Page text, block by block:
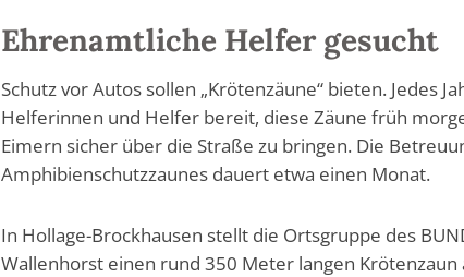
Ehrenamtliche Helfer gesucht
Schutz vor Autos sollen „Krötenzäune“ bieten. Jedes
Helferinnen und Helfer bereit, diese Zäune früh
Eimern sicher über die Straße zu bringen. Die
Amphibienschutzzaunes dauert etwa einen Monat.
In Hollage-Brockhausen stellt die Ortsgruppe des
Wallenhorst einen rund 350 Meter langen